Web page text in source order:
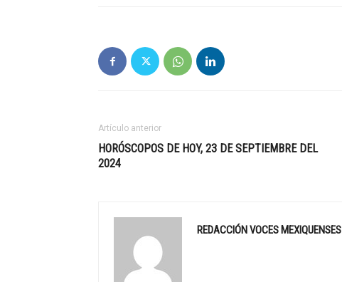
Artículo anterior
HORÓSCOPOS DE HOY, 23 DE SEPTIEMBRE DEL
2024
REDACCIÓN VOCES MEXIQUENSES